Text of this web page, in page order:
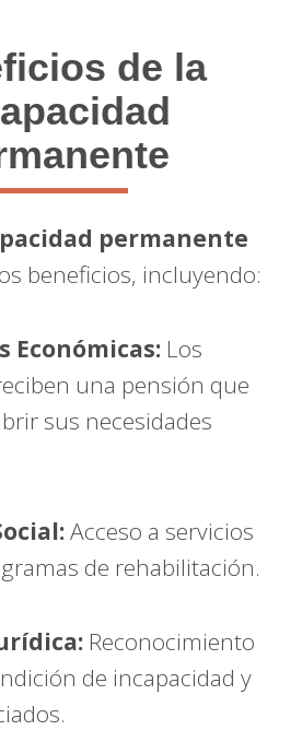
de la
permanente
beneficios, incluyendo:
Económicas: Los
una pensión que
sus necesidades
Acceso a servicios
de rehabilitación.
Reconocimiento
de incapacidad y